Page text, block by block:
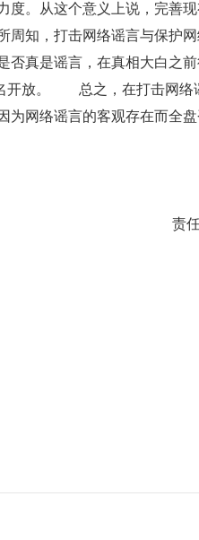
度。从这个意义上说，完善
知，打击网络谣言与保护网
否真是谣言，在真相大白之
名开放。 总之，在打击网络
为网络谣言的客观存在而全
责